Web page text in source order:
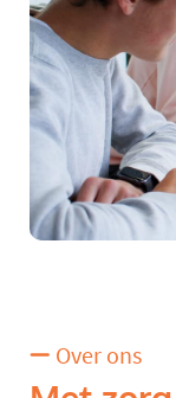
Over ons